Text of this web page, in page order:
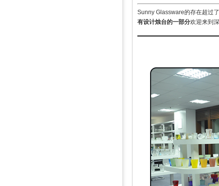
Sunny Glassware的存在超过了
有设计烛台的一部分欢迎来到